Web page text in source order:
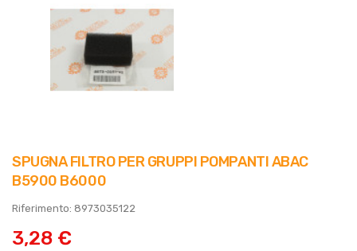
SPUGNA FILTRO PER GRUPPI POMPANTI ABAC
B5900 B6000
Riferimento: 8973035122
3,28 €